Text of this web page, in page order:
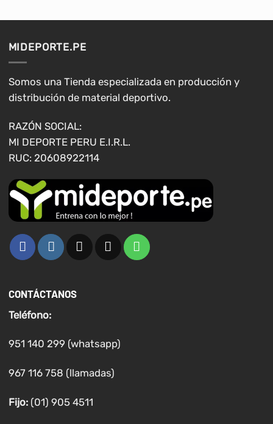
se
pueden
elegir
en
página
de
producto
elegir
en
MIDEPORTE.PE
Somos una Tienda especializada en producción y
distribución de material deportivo.
RAZÓN SOCIAL:
MI DEPORTE PERU E.I.R.L.
RUC: 20608922114
CONTÁCTANOS
Teléfono:
951 140 299 (whatsapp)
967 116 758 (llamadas)
Fijo:(01) 905 4511